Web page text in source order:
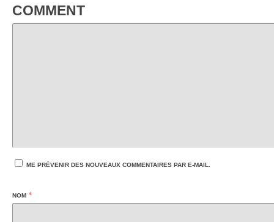
COMMENT
ME PRÉVENIR DES NOUVEAUX COMMENTAIRES PAR E-MAIL.
NOM *